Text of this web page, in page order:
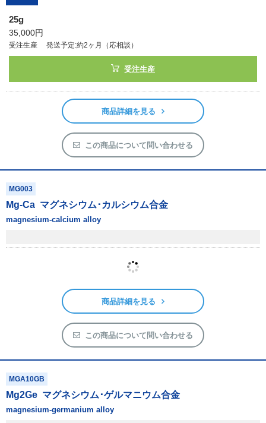
25g
35,000円
受注生産 発送予定:約2ヶ月（応相談）
受注生産
商品詳細を見る
この商品について問い合わせる
MG003
Mg-Ca マグネシウム･カルシウム合金
magnesium-calcium alloy
商品詳細を見る
この商品について問い合わせる
Mg2Ge マグネシウム･ゲルマニウム合金
magnesium-germanium alloy
純度
3N
形状
塊状